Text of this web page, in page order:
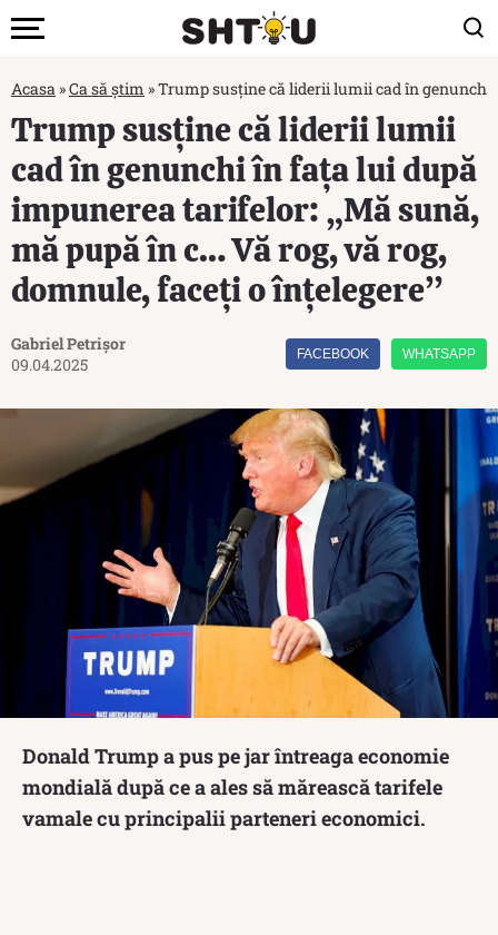
Acasa »Ca să știm »Trump susține că liderii lumii cad în genunchi
Trump susține că liderii lumii
cad în genunchi în fața lui după
impunerea tarifelor: „Mă sună,
mă pupă în c… Vă rog, vă rog,
domnule, faceți o înțelegere”
Gabriel Petrișor
09.04.2025
FACEBOOK WHATSAPP
Donald Trump a pus pe jar întreaga economie
mondială după ce a ales să mărească tarifele
vamale cu principalii parteneri economici.